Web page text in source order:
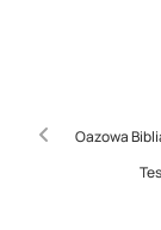
Oazowa